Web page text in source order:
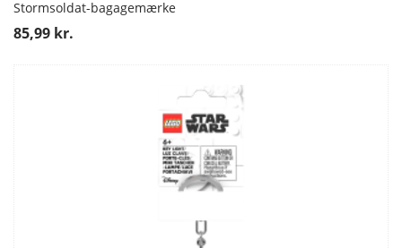
Stormsoldat-bagagemærke
85,99 kr.